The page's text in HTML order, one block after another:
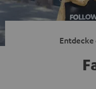
Entdecke